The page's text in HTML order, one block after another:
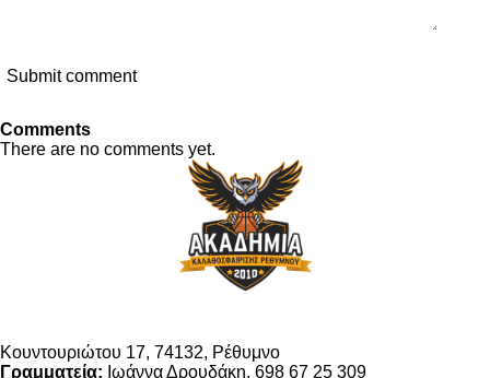
Submit comment
Comments
There are no comments yet.
Κουντουριώτου 17, 74132, Ρέθυμνο
Γραμματεία: Ιωάννα Δρουδάκη, 698 67 25 309